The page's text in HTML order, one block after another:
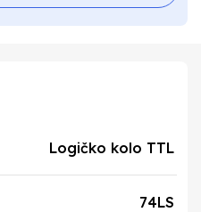
Logičko kolo TTL
74LS